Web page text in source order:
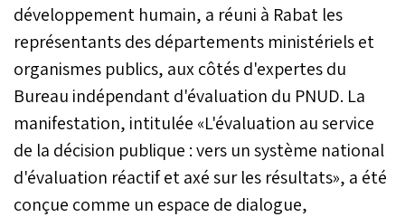
développement humain, a réuni à Rabat les
représentants des départements ministériels et
organismes publics, aux côtés d'expertes du
Bureau indépendant d'évaluation du PNUD. La
manifestation, intitulée «L'évaluation au service
de la décision publique : vers un système national
d'évaluation réactif et axé sur les résultats», a été
conçue comme un espace de dialogue,